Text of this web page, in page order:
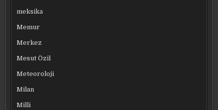
meksika
Memur
Merkez
Mesut Özil
Meteoroloji
Milan
Milli